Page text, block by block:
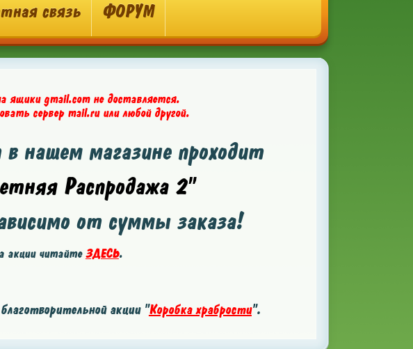
связь ФОРУМ
ящики gmail.com не доставляется.
сервер mail.ru или любой другой.
нашем магазине проходит
Распродажа 2"
от суммы заказа!
акции читайтеЗДЕСЬ.
акции "Коробка храбрости".